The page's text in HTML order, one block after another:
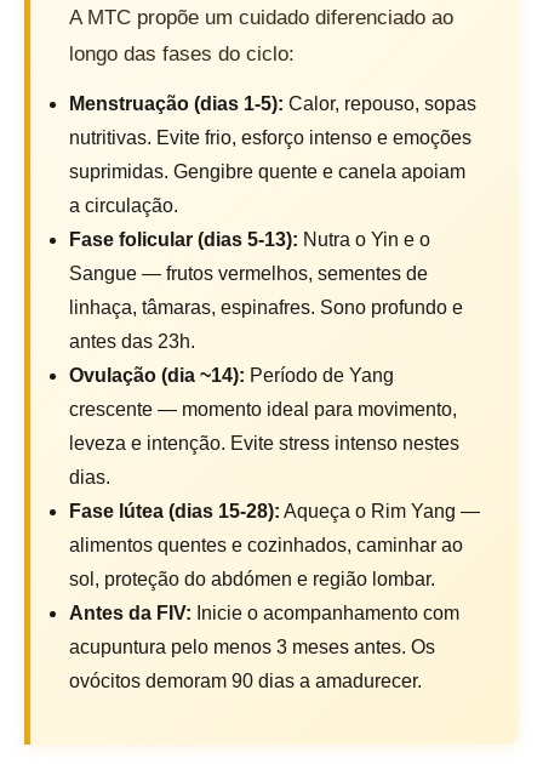
A MTC propõe um cuidado diferenciado ao
longo das fases do ciclo:
Menstruação (dias 1-5): Calor, repouso, sopas
nutritivas. Evite frio, esforço intenso e emoções
suprimidas. Gengibre quente e canela apoiam
a circulação.
Fase folicular (dias 5-13): Nutra o Yin e o
Sangue — frutos vermelhos, sementes de
linhaça, tâmaras, espinafres. Sono profundo e
antes das 23h.
Ovulação (dia ~14): Período de Yang
crescente — momento ideal para movimento,
leveza e intenção. Evite stress intenso nestes
dias.
Fase lútea (dias 15-28): Aqueça o Rim Yang —
alimentos quentes e cozinhados, caminhar ao
sol, proteção do abdómen e região lombar.
Antes da FIV: Inicie o acompanhamento com
acupuntura pelo menos 3 meses antes. Os
ovócitos demoram 90 dias a amadurecer.